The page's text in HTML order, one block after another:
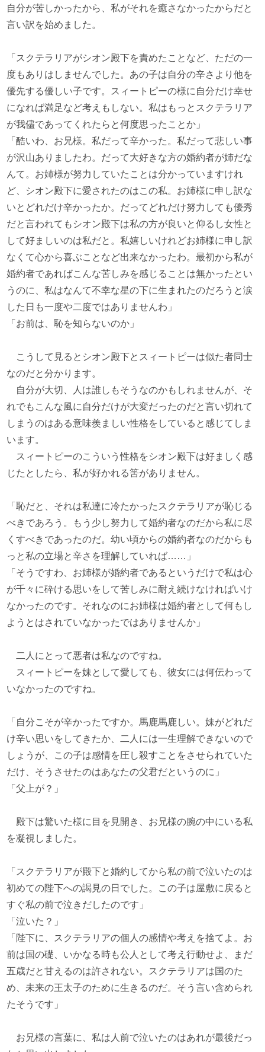
自分が苦しかったから、私がそれを癒さなかったからだと
言い訳を始めました。
「スクテラリアがシオン殿下を責めたことなど、ただの一
度もありはしませんでした。あの子は自分の辛さより他を
優先する優しい子です。スィートピーの様に自分だけ幸せ
になれば満足など考えもしない。私はもっとスクテラリア
が我儘であってくれたらと何度思ったことか」
「酷いわ、お兄様。私だって辛かった。私だって悲しい事
が沢山ありましたわ。だって大好きな方の婚約者が姉だな
んて。お姉様が努力していたことは分かっていますけれ
ど、シオン殿下に愛されたのはこの私。お姉様に申し訳な
いとどれだけ辛かったか。だってどれだけ努力しても優秀
だと言われてもシオン殿下は私の方が良いと仰るし女性と
して好ましいのは私だと。私嬉しいけれどお姉様に申し訳
なくて心から喜ぶことなど出来なかったわ。最初から私が
婚約者であればこんな苦しみを感じることは無かったとい
うのに、私はなんて不幸な星の下に生まれたのだろうと涙
した日も一度や二度ではありませんわ」
「お前は、恥を知らないのか」
こうして見るとシオン殿下とスィートピーは似た者同士
なのだと分かります。
自分が大切、人は誰しもそうなのかもしれませんが、そ
れでもこんな風に自分だけが大変だったのだと言い切れて
しまうのはある意味羨ましい性格をしていると感じてしま
います。
スィートピーのこういう性格をシオン殿下は好ましく感
じたとしたら、私が好かれる筈がありません。
「恥だと、それは私達に冷たかったスクテラリアが恥じる
べきであろう。もう少し努力して婚約者なのだから私に尽
くすべきであったのだ。幼い頃からの婚約者なのだからも
っと私の立場と辛さを理解していれば……」
「そうですわ、お姉様が婚約者であるというだけで私は心
が千々に砕ける思いをして苦しみに耐え続けなければいけ
なかったのです。それなのにお姉様は婚約者として何もし
ようとはされていなかったではありませんか」
二人にとって悪者は私なのですね。
スィートピーを妹として愛しても、彼女には何伝わって
いなかったのですね。
「自分こそが辛かったですか。馬鹿馬鹿しい。妹がどれだ
け辛い思いをしてきたか、二人には一生理解できないので
しょうが、この子は感情を圧し殺すことをさせられていた
だけ、そうさせたのはあなたの父君だというのに」
「父上が？」
殿下は驚いた様に目を見開き、お兄様の腕の中にいる私
を凝視しました。
「スクテラリアが殿下と婚約してから私の前で泣いたのは
初めての陛下への謁見の日でした。この子は屋敷に戻ると
すぐ私の前で泣きだしたのです」
「泣いた？」
「陛下に、スクテラリアの個人の感情や考えを捨てよ。お
前は国の礎、いかなる時も公人として考え行動せよ、まだ
五歳だと甘えるのは許されない。スクテラリアは国のた
め、未来の王太子のために生きるのだ。そう言い含められ
たそうです」
お兄様の言葉に、私は人前で泣いたのはあれが最後だっ